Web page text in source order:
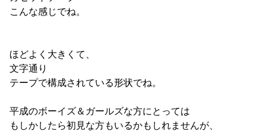
こんな感じでね。
ほどよく大きくて、
文字通り
テープで構成されている形状でね。
平成のボーイズ＆ガールズな方にとっては
もしかしたら初見な方もいるかもしれませんが、